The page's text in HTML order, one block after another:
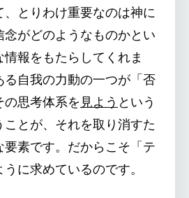
とりわけ重要なのは神に
がどのようなものかとい
報をもたらしてくれま
自我の力動の一つが「否
思考体系を見よう という
とが、それを取り消すた
素です。だからこそ「テ
に求めているのです。